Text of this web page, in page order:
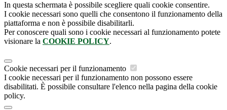
In questa schermata è possibile scegliere quali cookie consentire.
I cookie necessari sono quelli che consentono il funzionamento della
piattaforma e non è possibile disabilitarli.
Per conoscere quali sono i cookie necessari al funzionamento potete
visionare la COOKIE POLICY.
Cookie necessari per il funzionamento
I cookie necessari per il funzionamento non possono essere
disabilitati. È possibile consultare l'elenco nella pagina della cookie
policy.